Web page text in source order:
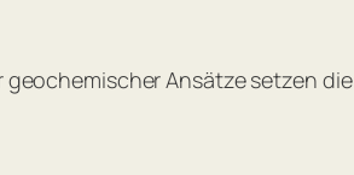
Ansätze setzen